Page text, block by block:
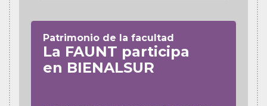
Patrimonio de la facultad
La FAUNT participa
en BIENALSUR